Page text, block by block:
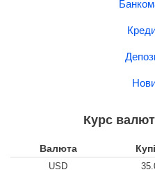
Курс
Валюта
USD